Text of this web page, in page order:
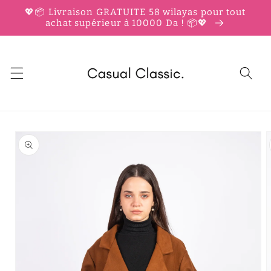
passer
contenu
💖📦 Livraison GRATUITE 58 wilayas pour tout
achat supérieur à 10000 Da ! 📦💖
Passer aux
informations
produits